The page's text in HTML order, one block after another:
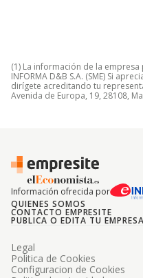
(1) La información de la
INFORMA D&B S.A. (SME) Si
dirígete acreditando tu
Avenida de Europa, 19, 28108,
Información ofrecida por
QUIENES SOMOS
CONTACTO EMPRESITE
PUBLICA O EDITA TU EMPRESA
Legal
Politica de Cookies
Configuracion de Cookies